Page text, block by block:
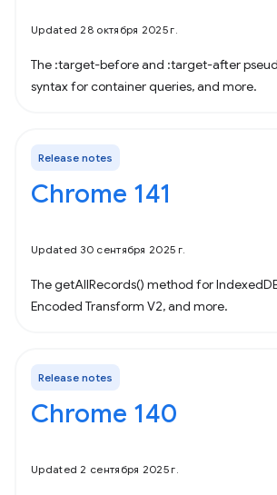
Updated 28 октября 2025 г.
The :target-before and :target-after
syntax for container queries, and more.
Release notes
Chrome 141
Updated 30 сентября 2025 г.
The getAllRecords() method for
Encoded Transform V2, and more.
Release notes
Chrome 140
Updated 2 сентября 2025 г.